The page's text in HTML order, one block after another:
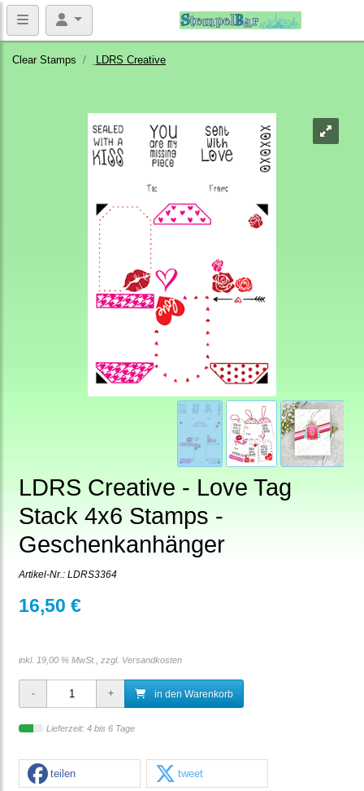
Clear Stamps LDRS Creative
LDRS Creative - Love Tag
Stack 4x6 Stamps -
Geschenkanhänger
Artikel-Nr.: LDRS3364
16,50 €
inkl. 19,00 % MwSt., zzgl. Versandkosten
in den Warenkorb
Lieferzeit: 4 bis 6 Tage
teilen tweet